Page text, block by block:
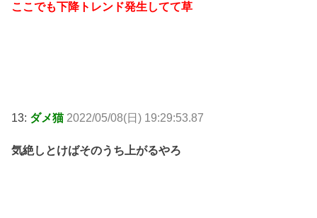
ここでも下降トレンド発生してて草
13: ダメ猫 2022/05/08(日) 19:29:53.87
気絶しとけばそのうち上がるやろ